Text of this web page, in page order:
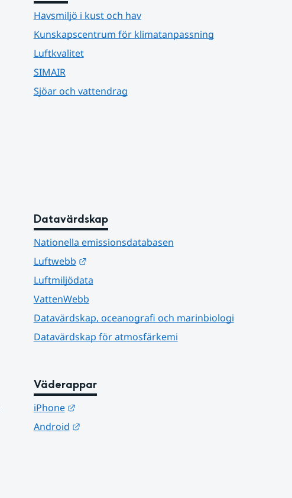
Havsmiljö i kust och hav
Kunskapscentrum för klimatanpassning
Luftkvalitet
SIMAIR
Sjöar och vattendrag
Datavärdskap
Nationella emissionsdatabasen
Luftwebb
Länk till annan webbplats.
Luftmiljödata
VattenWebb
Datavärdskap, oceanografi och marinbiologi
Datavärdskap för atmosfärkemi
Väderappar
iPhone
Länk till annan webbplats.
Android
Länk till annan webbplats.